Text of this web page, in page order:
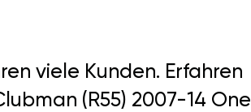
viele Kunden. Erfahren
(R55) 2007-14 One